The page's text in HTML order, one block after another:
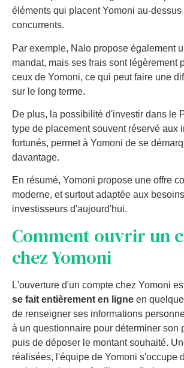
éléments qui placent Yomoni au-
concurrents.
Par exemple, Nalo propose également
mandat, mais ses frais sont légèrement
ceux de Yomoni, ce qui peut faire une
sur le long terme.
De plus, la possibilité d'investir dans le
type de placement souvent réservé aux
fortunés, permet à Yomoni de se
davantage.
En résumé, Yomoni propose une offre
moderne, et surtout adaptée aux
investisseurs d'aujourd'hui.
Comment ouvrir un
chez Yomoni
L'ouverture d'un compte chez Yomoni
se fait entièrement en ligne en
de renseigner ses informations
à un questionnaire pour déterminer son
puis de déposer le montant souhaité.
réalisées, l'équipe de Yomoni s'occupe